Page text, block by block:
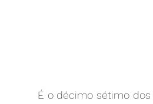
É o décimo sétimo dos